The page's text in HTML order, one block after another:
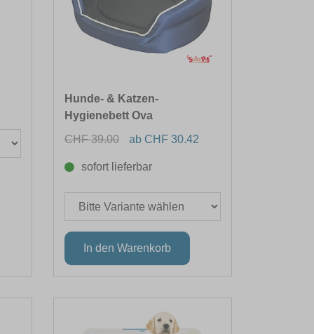
Hunde- & Katzen-
Hygienebett Ova
CHF 39.00
ab CHF 30.42
sofort lieferbar